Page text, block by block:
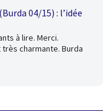
04/15) : l’idée
à lire. Merci.
charmante. Burda